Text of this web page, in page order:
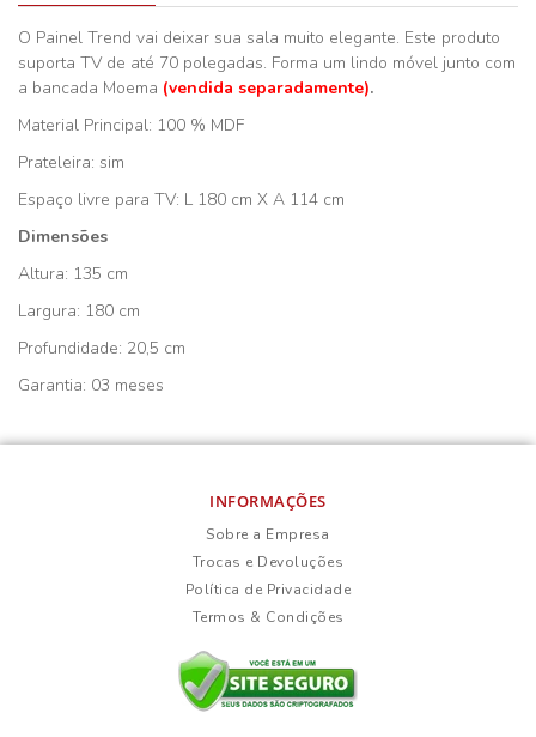
O Painel Trend vai deixar sua sala muito elegante. Este produto
suporta TV de até 70 polegadas. Forma um lindo móvel junto com
a bancada Moema (vendida separadamente).
Material Principal: 100 % MDF
Prateleira: sim
Espaço livre para TV: L 180 cm X A 114 cm
Dimensões
Altura: 135 cm
Largura: 180 cm
Profundidade: 20,5 cm
Garantia: 03 meses
INFORMAÇÕES
Sobre a Empresa
Trocas e Devoluções
Política de Privacidade
Termos & Condições